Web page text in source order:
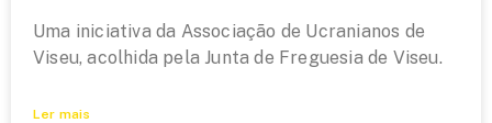
Uma iniciativa da Associação de Ucranianos de
Viseu, acolhida pela Junta de Freguesia de Viseu.
Ler mais